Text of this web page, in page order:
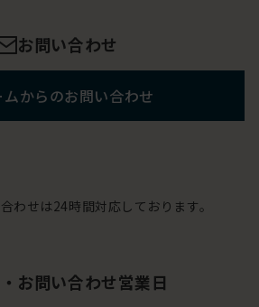
お問い合わせ
ムからのお問い合わせ
わせは24時間対応しております。
お問い合わせ営業日